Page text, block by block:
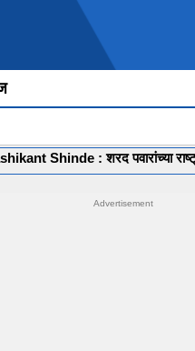
: शरद पवारांच्या राष्ट्रवादीत